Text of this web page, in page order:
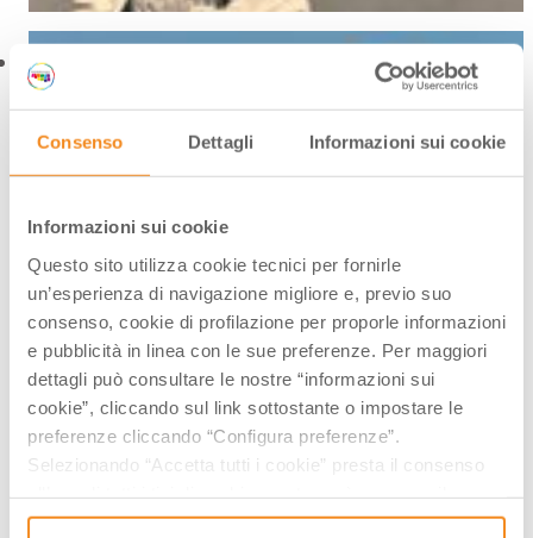
Consenso Dettagli Informazioni sui cookie
Informazioni sui cookie
Questo sito utilizza cookie tecnici per fornirle
un’esperienza di navigazione migliore e, previo suo
consenso, cookie di profilazione per proporle informazioni
e pubblicità in linea con le sue preferenze. Per maggiori
dettagli può consultare le nostre “informazioni sui
cookie”, cliccando sul link sottostante o impostare le
preferenze cliccando “Configura preferenze”.
Selezionando “Accetta tutti i cookie” presta il consenso
consenso cliccando su “Usa solo i cookie necessari” e
TRACCE DI RELIGIONE
Avvicinandosi all’edificio dal lato est, si potrebbe
sulla facciata una finestra a ruota, molto simile a un
rosone di quelli che si trovano all’interno di cattedrali
e basiliche.
Intervenirono probabilmente su alcuni aspetti
progettuali i francescani minori, che alla fine del ‘200
eressero labasilica di San Francesco proprio sulla
stessa piazza sulla quale affaccia il Gotico. L’ordine
all’epoca aveva un importante ruolo civico, oltre che